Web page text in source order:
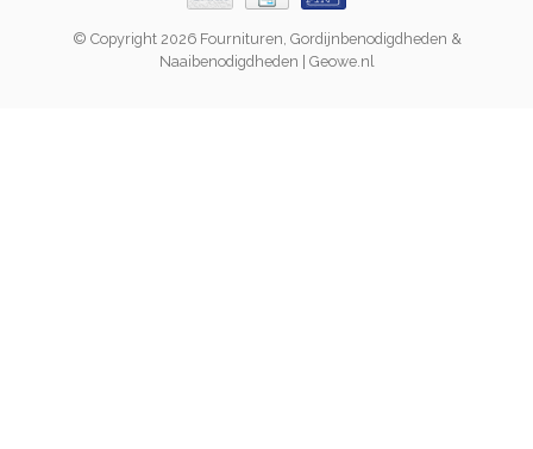
© Copyright 2026 Fournituren, Gordijnbenodigdheden &
Naaibenodigdheden | Geowe.nl